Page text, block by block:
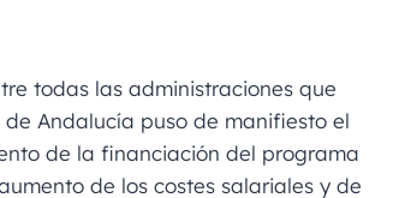
todas las administraciones que
Andalucía puso de manifiesto el
de la financiación del programa
de los costes salariales y de